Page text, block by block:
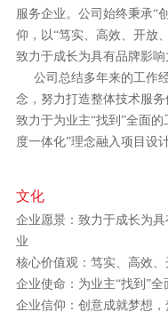
服务企业。公司始终秉承“
仰，以“笃实、高效、开放
致力于成长为具有品牌影响
公司总结多年来的工作经
念，努力打造整体技术服
致力于为业主“找到”全面
度一体化”理念融入项目设
文化
企业愿景：致力于成长为
业
核心价值观：笃实、高效
企业使命：为业主“找到”
企业信仰：创意成就梦想